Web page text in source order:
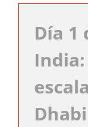
Día 1
Dhabi